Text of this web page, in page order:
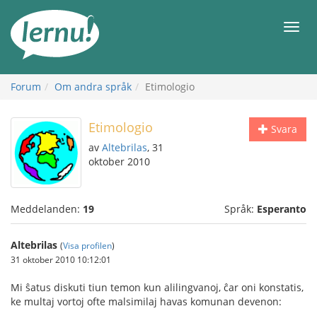
sidans
innehåll
Meny
Forum Om andra språk Etimologio
Svara
Etimologio
av Altebrilas, 31
oktober 2010
Meddelanden: 19 Språk: Esperanto
Altebrilas (Visa profilen)
31 oktober 2010 10:12:01
Mi ŝatus diskuti tiun temon kun alilingvanoj, ĉar oni konstatis,
ke multaj vortoj ofte malsimilaj havas komunan devenon: